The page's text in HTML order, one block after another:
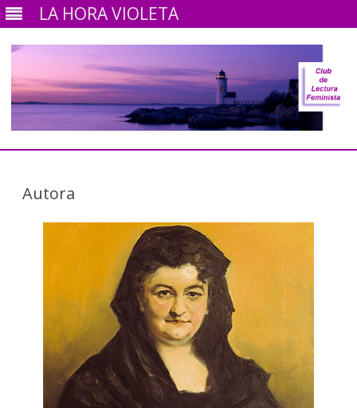
LA HORA VIOLETA
Autora